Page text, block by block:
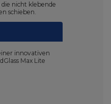
nicht klebende
schieben.
innovativen
Max Lite